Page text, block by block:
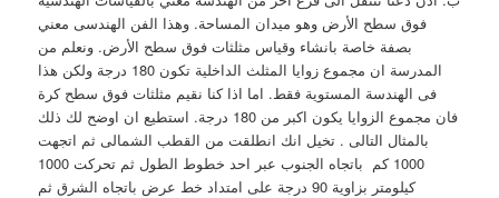
فوق سطح الأرض وهو ميدان المساحة. وهذا الفن الهندسى معني
بصفة خاصة بانشاء وقياس مثلثات فوق سطح الأرض. ونعلم من
المدرسة ان مجموع زوايا المثلث الداخلية تكون 180 درجة ولكن هذا
فى الهندسة المستوية فقط. اما اذا كنا نقيم مثلثات فوق سطح كرة
فان مجموع الزوايا يكون اكبر من 180 درجة. استطيع ان اوضح لك ذلك
بالمثال التالى . تخيل انك انطلقت من القطب الشمالى ثم اتجهت
1000 كم باتجاه الجنوب عبر احد خطوط الطول ثم تحركت 1000
كيلومتر بزاوية 90 درجة على امتداد خط عرض باتجاه الشرق ثم